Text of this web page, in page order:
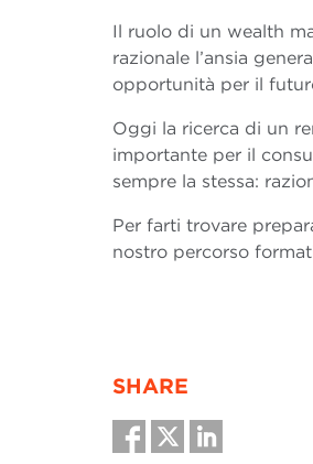
Il ruolo di un wealth
razionale l’ansia
opportunità per il
Oggi la ricerca di un
importante per il
sempre la stessa:
Per farti trovare
nostro percorso
SHARE